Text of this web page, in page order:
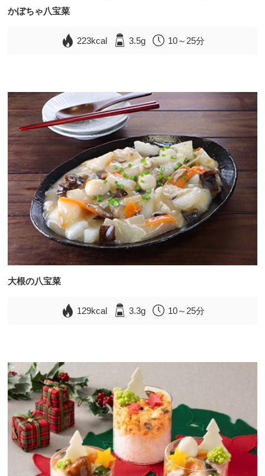
かぼちゃ八宝菜
223kcal 3.5g 10～25分
大根の八宝菜
129kcal 3.3g 10～25分